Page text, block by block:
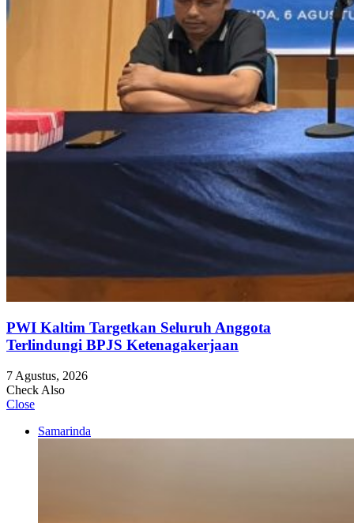
PWI Kaltim Targetkan Seluruh Anggota
Terlindungi BPJS Ketenagakerjaan
7 Agustus, 2026
Check Also
Close
Samarinda